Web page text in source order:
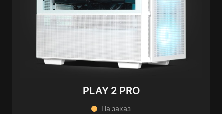
PLAY 2 PRO
На заказ